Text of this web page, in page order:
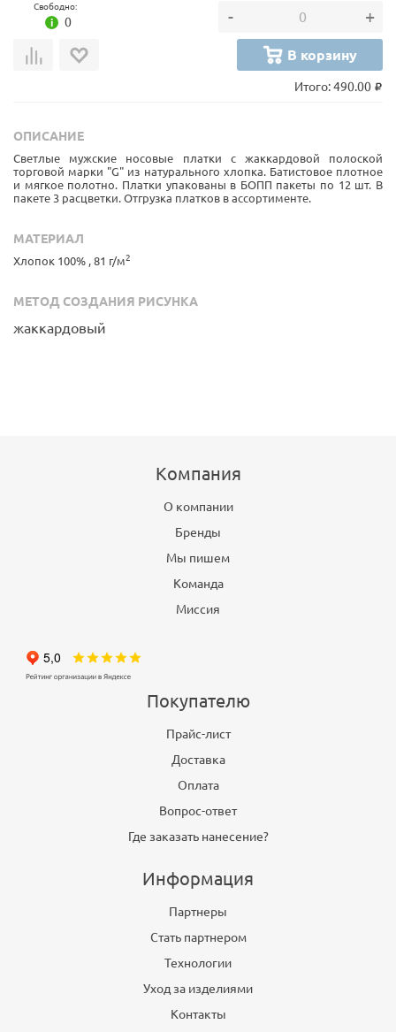
Свободно:
0 - +
Итого:490.00
В корзину
ОПИСАНИЕ
Светлые мужские носовые платки с жаккардовой полоской
торговой марки "G" из натурального хлопка. Батистовое плотное
и мягкое полотно. Платки упакованы в БОПП пакеты по 12 шт. В
пакете 3 расцветки. Отгрузка платков в ассортименте.
МАТЕРИАЛ
Хлопок 100% , 81 г/м2
МЕТОД СОЗДАНИЯ РИСУНКА
жаккардовый
Компания
О компании
Бренды
Мы пишем
Команда
Миссия
Покупателю
Прайс-лист
Доставка
Оплата
Вопрос-ответ
Где заказать нанесение?
Информация
Партнеры
Стать партнером
Технологии
Уход за изделиями
Контакты